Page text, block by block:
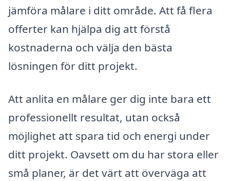
jämföra målare i ditt område. Att få flera
offerter kan hjälpa dig att förstå
kostnaderna och välja den bästa
lösningen för ditt projekt.
Att anlita en målare ger dig inte bara ett
professionellt resultat, utan också
möjlighet att spara tid och energi under
ditt projekt. Oavsett om du har stora eller
små planer, är det värt att överväga att